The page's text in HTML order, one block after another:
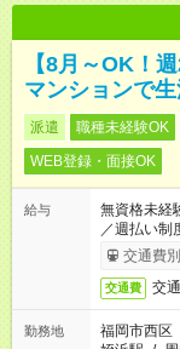
【8月～OK！
マンションで
派遣 職種未経験OK
WEB登録・面接OK
給与
無資格未
／週払い制
了次第のお
交通費
交通費 交
勤務地
福岡市西区